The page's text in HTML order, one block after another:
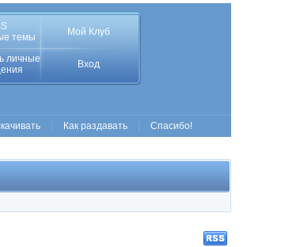
темы
Мой Клуб
личные
Вход
Как раздавать Спасибо!